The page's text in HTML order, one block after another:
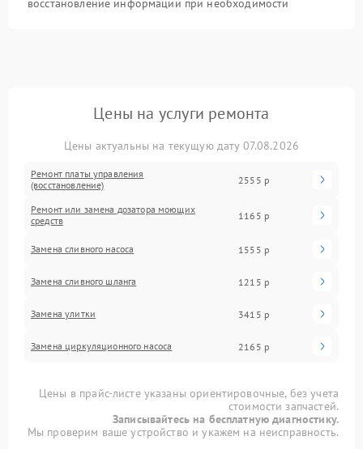
восстановление информации при необходимости
Цены на услуги ремонта
Цены актуальны на текущую дату 07.08.2026
Ремонт платы управления
(восстановление)
2555 р
Ремонт или замена дозатора моющих
средств
1165 р
Замена сливного насоса 1555 р
Замена сливного шланга 1215 р
Замена улитки 3415 р
Замена циркуляционного насоса 2165 р
Цены в прайс-листе указаны ориентировочные, без учета
стоимости запчастей.
Записывайтесь на бесплатную диагностику.
Мы проверим ваше устройство и укажем на неисправность.